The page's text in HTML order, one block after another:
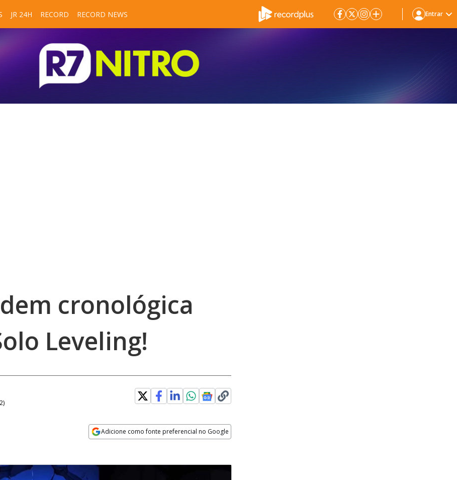
JR 24H RECORD RECORD NEWS Entrar
cronológica
Leveling!
)
Adicione como fonte preferencial no Google